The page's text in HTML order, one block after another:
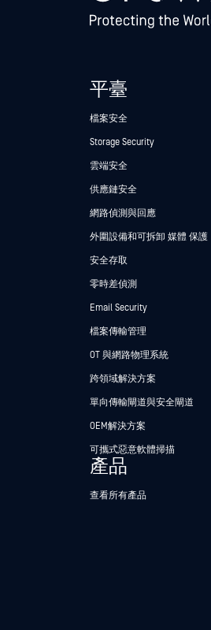
平臺
檔案安全
Storage Security
雲端安全
供應鏈安全
網路偵測與回應
外圍設備和可拆卸 媒體 保護
安全存取
零時差偵測
Email Security
檔案傳輸管理
OT 與網路物理系統
跨領域解決方案
單向傳輸閘道與安全閘道
OEM解決方案
可攜式惡意軟體掃描
產品
查看所有產品